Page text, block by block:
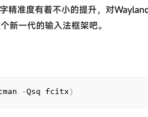
准度有着不小的提升，对
新一代的输入法框架吧。
-Qsq fcitx )